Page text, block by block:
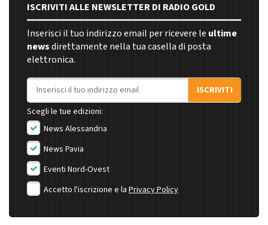
ISCRIVITI ALLE NEWSLETTER DI RADIO GOLD
Inserisci il tuo indirizzo email per ricevere le ultime
newsdirettamente nella tua casella di posta
elettronica.
Indirizzo email
ISCRIVITI
Scegli le tue edizioni:
News Alessandria
News Pavia
Eventi Nord-Ovest
Accetto l'iscrizione e la Privacy Policy